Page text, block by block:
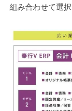
組み合わせて選